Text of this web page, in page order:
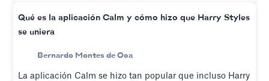
Qué es la aplicación Calm y cómo hizo que Harry Styles
se uniera
Bernardo Montes de Oca
La aplicación Calm se hizo tan popular que incluso Harry